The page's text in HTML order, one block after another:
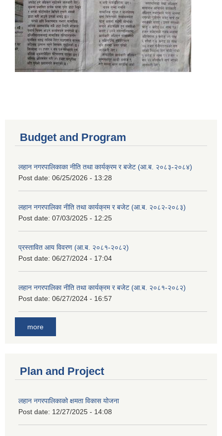
Budget and Program
लहान नगरपालिकाका नीति तथा कार्यक्रम र बजेट (आ.ब. २०८३-२०८४)
Post date: 06/25/2026 - 13:28
लहान नगरपालिका नीति तथा कार्यक्रम र बजेट (आ.ब. २०८२-२०८३)
Post date: 07/03/2025 - 12:25
प्रस्तावित आय विवरण (आ.ब. २०८१-२०८२)
Post date: 06/27/2024 - 17:04
लहान नगरपालिका नीति तथा कार्यक्रम र बजेट (आ.ब. २०८१-२०८२)
Post date: 06/27/2024 - 16:57
more
Plan and Project
लहान नगरपालिकाको क्षमता विकास योजना
Post date: 12/27/2025 - 14:08